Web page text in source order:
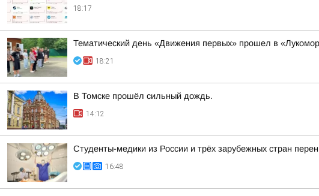
18:17
Тематический день «Движения первых» прошел в
18:21
В Томске прошёл сильный дождь.
14:12
Студенты-медики из России и трёх зарубежных стран
16:48